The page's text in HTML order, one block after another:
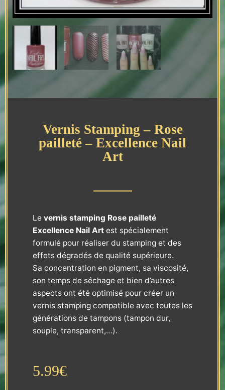
Vernis Stamping – Rose
pailleté – Excellence Nail
Art
Le vernis stamping Rose pailleté
Excellence Nail Art est spécialement
formulé pour réaliser du stamping et des
effets dégradés de qualité supérieure.
Sa concentration en pigment, sa viscosité,
son temps de séchage et bien d’autres
aspects ont été optimisé pour créer un
vernis stamping compatible avec toutes les
générations de tampons (tampon dur,
souple, transparent,…).
5.99€